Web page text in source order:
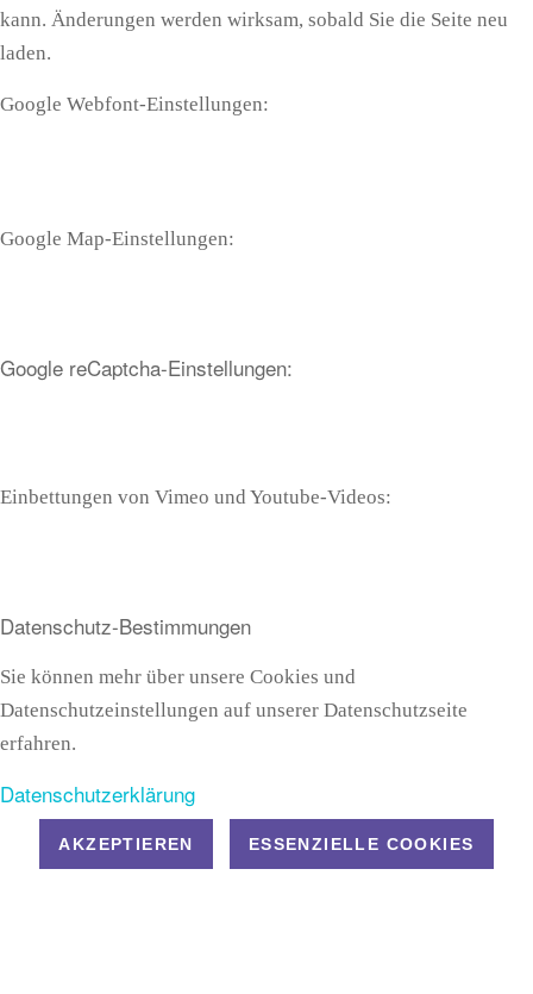
kann. Änderungen werden wirksam, sobald Sie die Seite neu
laden.
Google Webfont-Einstellungen:
Google Map-Einstellungen:
Google reCaptcha-Einstellungen:
Einbettungen von Vimeo und Youtube-Videos:
Datenschutz-Bestimmungen
Sie können mehr über unsere Cookies und
Datenschutzeinstellungen auf unserer Datenschutzseite
erfahren.
Datenschutzerklärung
AKZEPTIEREN ESSENZIELLE COOKIES